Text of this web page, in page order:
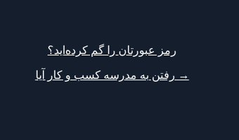
رمز عبورتان را گم کرده‌اید؟
→ رفتن به مدرسه کسب و کار آیا